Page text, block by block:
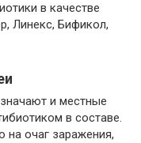
в качестве
Линекс, Бификол,
и местные
в составе.
на очаг заражения,